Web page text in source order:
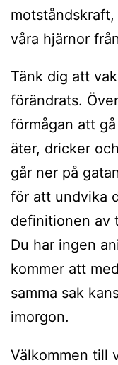
våra hjärnor
Tänk dig att
förändrats.
förmågan att
äter, dricker
går ner på
för att undvika
definitionen av
Du har ingen
kommer att
samma sak
imorgon.
Välkommen till